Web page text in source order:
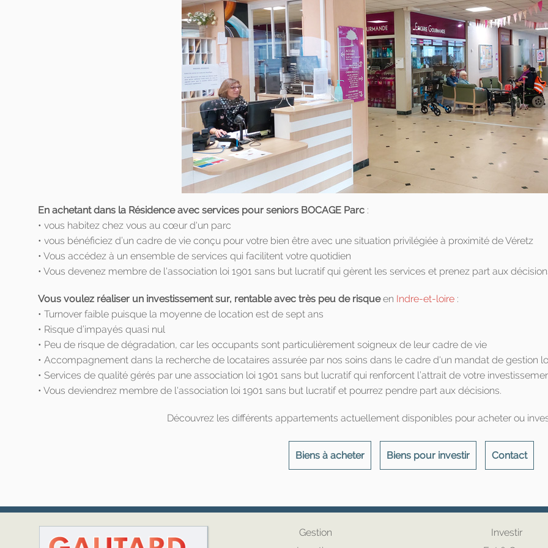
En achetant dans la Résidence avec services pour seniors BOCAGE Parc :
• vous habitez chez vous au cœur d'un parc
• vous bénéficiez d’un cadre de vie conçu pour votre bien être avec une situation privilégiée à proximité de Véretz
• Vous accédez à un ensemble de services qui facilitent votre quotidien
• Vous devenez membre de l'association loi 1901 sans but lucratif qui gèrent les services et prenez part aux
Vous voulez réaliser un investissement sur, rentable avec très peu de risqueen Indre-et-loire :
• Turnover faible puisque la moyenne de location est de sept ans
• Risque d’impayés quasi nul
• Peu de risque de dégradation, car les occupants sont particulièrement soigneux de leur cadre de vie
• Accompagnement dans la recherche de locataires assurée par nos soins dans le cadre d'un mandat de gestion
• Services de qualité gérés par une association loi 1901 sans but lucratif qui renforcent l’attrait de votre
• Vous deviendrez membre de l'association loi 1901 sans but lucratif et pourrez pendre part aux décisions.
Découvrez les différents appartements actuellement disponibles pour acheter ou
Biens à acheter Biens pour investir Contact
Gestion
Investir